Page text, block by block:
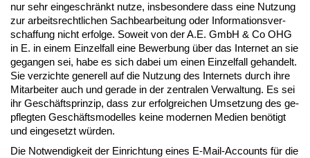
nur sehr ein­ge­schränkt nut­ze, ins­be­son­de­re dass ei­ne Nut­zung
zur ar­beits­recht­li­chen Sach­be­ar­bei­tung oder In­for­ma­ti­ons­ver­
schaf­fung nicht er­fol­ge. So­weit von der A.E. GmbH & Co OHG
in E. in ei­nem Ein­zel­fall ei­ne Be­wer­bung über das In­ter­net an sie
ge­gan­gen sei, ha­be es sich da­bei um ei­nen Ein­zel­fall ge­han­delt.
Sie ver­zich­te ge­ne­rell auf die Nut­zung des In­ter­nets durch ih­re
Mit­ar­bei­ter auch und ge­ra­de in der zen­tra­len Ver­wal­tung. Es sei
ihr Geschäfts­prin­zip, dass zur er­folg­rei­chen Um­set­zung des ge­
pfleg­ten Geschäfts­mo­del­les kei­ne mo­der­nen Me­di­en benötigt
und ein­ge­setzt würden.
Die Not­wen­dig­keit der Ein­rich­tung ei­nes E-Mail-Ac­counts für die